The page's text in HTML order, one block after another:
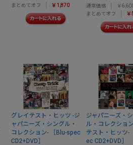
まとめてオフ
￥1,870
通常価格
￥
まとめてオフ
￥
グレイテスト・ヒッツ -ジ
ャパニーズ・シングル・
コレクション- ［Blu-spec
CD2+DVD］
ジャパニーズ・
ル・コレクショ
テスト・ヒッツ-
ec CD2+DVD］